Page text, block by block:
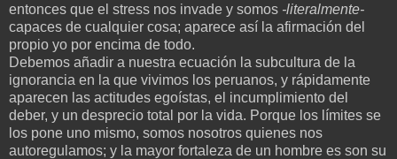
entonces que el stress nos invade y somos -literalmente-
capaces de cualquier cosa; aparece así la afirmación del
propio yo por encima de todo.
Debemos añadir a nuestra ecuación la subcultura de la
ignorancia en la que vivimos los peruanos, y rápidamente
aparecen las actitudes egoístas, el incumplimiento del
deber, y un desprecio total por la vida. Porque los límites se
los pone uno mismo, somos nosotros quienes nos
autoregulamos; y la mayor fortaleza de un hombre es son su